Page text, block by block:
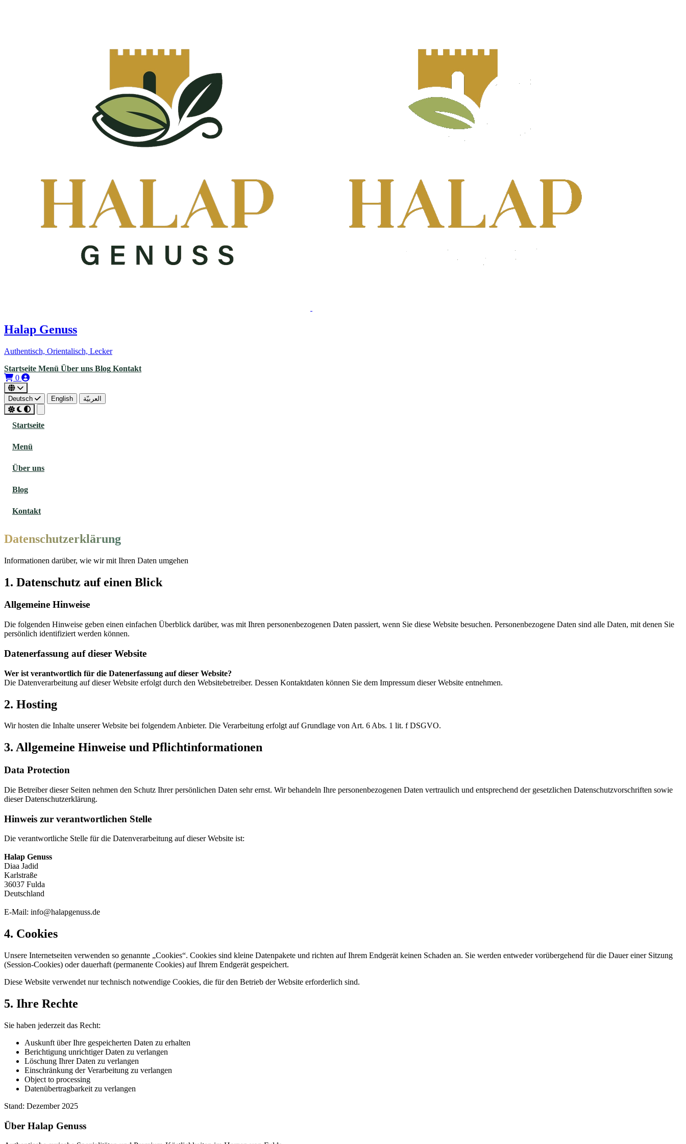
Halap Genuss
Authentisch, Orientalisch, Lecker
Startseite Menü Über uns Blog Kontakt
0
Deutsch English العربيّة
Startseite
Menü
Über uns
Blog
Kontakt
Datenschutzerklärung
Informationen darüber, wie wir mit Ihren Daten umgehen
1. Datenschutz auf einen Blick
Allgemeine Hinweise
Die folgenden Hinweise geben einen einfachen Überblick darüber, was mit Ihren personenbezogenen Daten passiert, wenn Sie diese Website besuchen. Personenbezogene Daten sind alle Daten, mit denen Sie
persönlich identifiziert werden können.
Datenerfassung auf dieser Website
Wer ist verantwortlich für die Datenerfassung auf dieser Website?
Die Datenverarbeitung auf dieser Website erfolgt durch den Websitebetreiber. Dessen Kontaktdaten können Sie dem Impressum dieser Website entnehmen.
2. Hosting
Wir hosten die Inhalte unserer Website bei folgendem Anbieter. Die Verarbeitung erfolgt auf Grundlage von Art. 6 Abs. 1 lit. f DSGVO.
3. Allgemeine Hinweise und Pflichtinformationen
Data Protection
Die Betreiber dieser Seiten nehmen den Schutz Ihrer persönlichen Daten sehr ernst. Wir behandeln Ihre personenbezogenen Daten vertraulich und entsprechend der gesetzlichen Datenschutzvorschriften sowie
dieser Datenschutzerklärung.
Hinweis zur verantwortlichen Stelle
Die verantwortliche Stelle für die Datenverarbeitung auf dieser Website ist:
Halap Genuss
Diaa Jadid
Karlstraße
36037 Fulda
Deutschland
E-Mail: info@halapgenuss.de
4. Cookies
Unsere Internetseiten verwenden so genannte „Cookies“. Cookies sind kleine Datenpakete und richten auf Ihrem Endgerät keinen Schaden an. Sie werden entweder vorübergehend für die Dauer einer Sitzung
(Session-Cookies) oder dauerhaft (permanente Cookies) auf Ihrem Endgerät gespeichert.
Diese Website verwendet nur technisch notwendige Cookies, die für den Betrieb der Website erforderlich sind.
5. Ihre Rechte
Sie haben jederzeit das Recht:
Auskunft über Ihre gespeicherten Daten zu erhalten
Berichtigung unrichtiger Daten zu verlangen
Löschung Ihrer Daten zu verlangen
Einschränkung der Verarbeitung zu verlangen
Object to processing
Datenübertragbarkeit zu verlangen
Stand: Dezember 2025
Über Halap Genuss